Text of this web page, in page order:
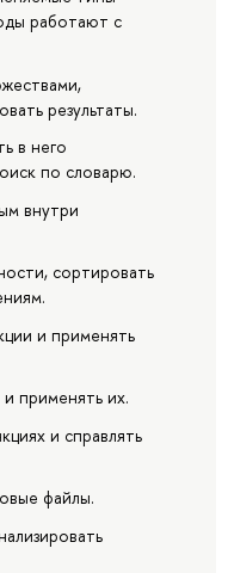
работают с
результаты.
в него
по словарю.
внутри
сортировать
и применять
применять их.
и справлять
файлы.